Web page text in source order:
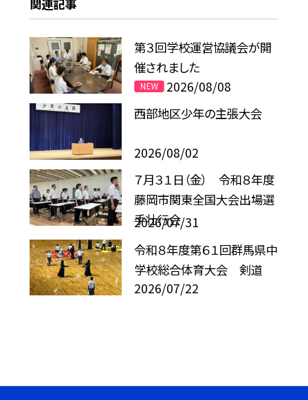
関連記事
第３回学校運営協議会が開
催されました
2026/08/08
西部地区少年の主張大会
2026/08/02
７月３１日（金） 令和８年度
藤岡市関東全国大会出場選
手壮行会
2026/07/31
令和８年度第６１回群馬県中
学校総合体育大会 剣道
2026/07/22